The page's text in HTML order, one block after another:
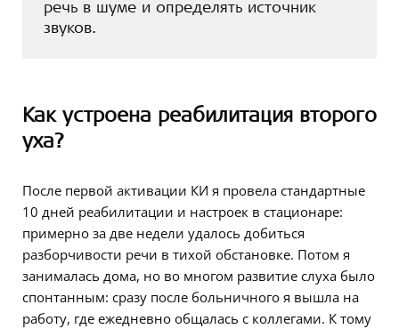
речь в шуме и определять источник
звуков.
Как устроена реабилитация второго
уха?
После первой активации КИ я провела стандартные
10 дней реабилитации и настроек в стационаре:
примерно за две недели удалось добиться
разборчивости речи в тихой обстановке. Потом я
занималась дома, но во многом развитие слуха было
спонтанным: сразу после больничного я вышла на
работу, где ежедневно общалась с коллегами. К тому